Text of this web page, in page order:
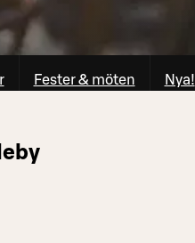
Fester & möten Nya!